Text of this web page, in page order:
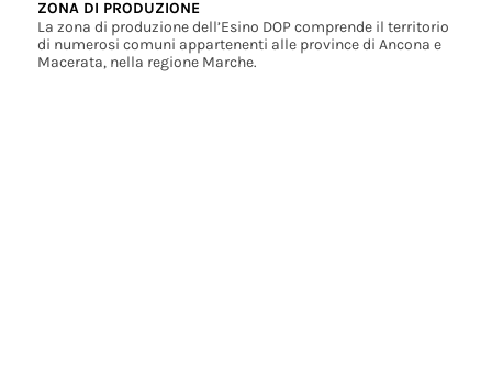
ZONA DI PRODUZIONE
La zona di produzione dell’Esino DOP comprende il territorio
di numerosi comuni appartenenti alle province di Ancona e
Macerata, nella regione Marche.